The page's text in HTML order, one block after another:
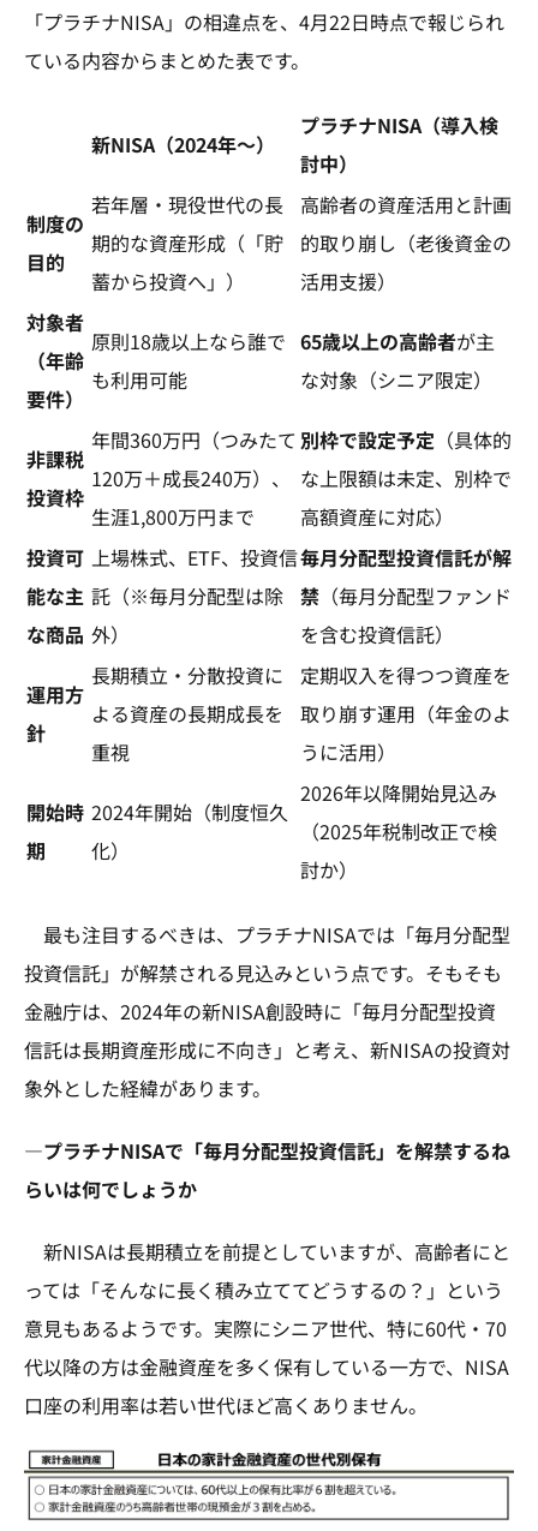
「プラチナNISA」の相違点を、4月22日時点で報じられ
ている内容からまとめた表です。
新NISA（2024年～）
プラチナNISA（導入検
討中）
制度の
目的
若年層・現役世代の長
期的な資産形成（「貯
蓄から投資へ」）
高齢者の資産活用と計画
的取り崩し（老後資金の
活用支援）​
対象者
（年齢
要件）
原則18歳以上なら誰で
も利用可能​
65歳以上の高齢者が主
な対象（シニア限定）​
非課税
投資枠
年間360万円（つみたて
120万＋成長240万）、
生涯1,800万円まで​
別枠で設定予定 （具体的
な上限額は未定、別枠で
高額資産に対応）​
投資可
能な主
な商品
上場株式、ETF、投資信
託（※毎月分配型は除
外）
毎月分配型投資信託が解
禁 （毎月分配型ファンド
を含む投資信託）​
運用方
針
長期積立・分散投資に
よる資産の長期成長を
重視
定期収入を得つつ資産を
取り崩す運用（年金のよ
うに活用）
開始時
期
2024年開始（制度恒久
化）
2026年以降開始見込み
（2025年税制改正で検
討か）​
最も注目するべきは、プラチナNISAでは「毎月分配型
投資信託」が解禁される見込みという点です。そもそも
金融庁は、2024年の新NISA創設時に「毎月分配型投資
信託は長期資産形成に不向き」と考え、新NISAの投資対
象外とした経緯があります。
—プラチナNISAで「毎月分配型投資信託」を解禁するね
らいは何でしょうか
新NISAは長期積立を前提としていますが、高齢者にと
っては「そんなに長く積み立ててどうするの？」という
意見もあるようです。実際にシニア世代、特に60代・70
代以降の方は金融資産を多く保有している一方で、NISA
口座の利用率は若い世代ほど高くありません。